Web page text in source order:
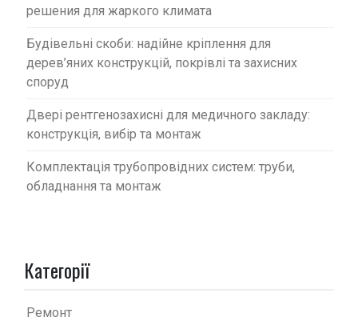
решения для жаркого климата
Будівельні скоби: надійне кріплення для
дерев’яних конструкцій, покрівлі та захисних
споруд
Двері рентгенозахисні для медичного закладу:
конструкція, вибір та монтаж
Комплектація трубопровідних систем: труби,
обладнання та монтаж
Категорії
Ремонт